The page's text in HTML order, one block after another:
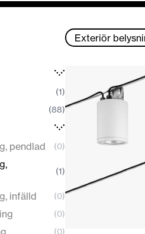
Exteriör
(1)
(88)
pendlad (0)
(1)
infälld (0)
(0)
(0)